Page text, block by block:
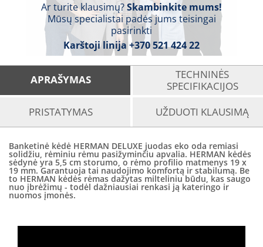
Ar turite klausimų?Skambinkite mums!
Mūsų specialistai padės jums teisingai
pasirinkti
Karštoji linija +370 521 424 22
APRAŠYMAS
TECHNINĖS
SPECIFIKACIJOS
PRISTATYMAS
UŽDUOTI KLAUSIMĄ
Banketinė kėdė HERMAN DELUXE juodas eko oda remiasi
solidžiu, rėminiu rėmu pasižyminčiu apvalia. HERMAN kėdės
sėdynė yra 5,5 cm storumo, o rėmo profilio matmenys 19 x
19 mm. Garantuoja tai naudojimo komfortą ir stabilumą. Be
to HERMAN kėdės rėmas dažytas milteliniu būdu, kas saugo
nuo įbrėžimų - todėl dažniausiai renkasi ją kateringo ir
nuomos įmonės.